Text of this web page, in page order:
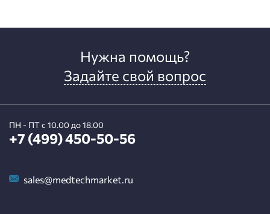
Нужна помощь?
Задайте свой вопрос
ПН - ПТ с 10.00 до 18.00
+7 (499) 450-50-56
sales@medtechmarket.ru